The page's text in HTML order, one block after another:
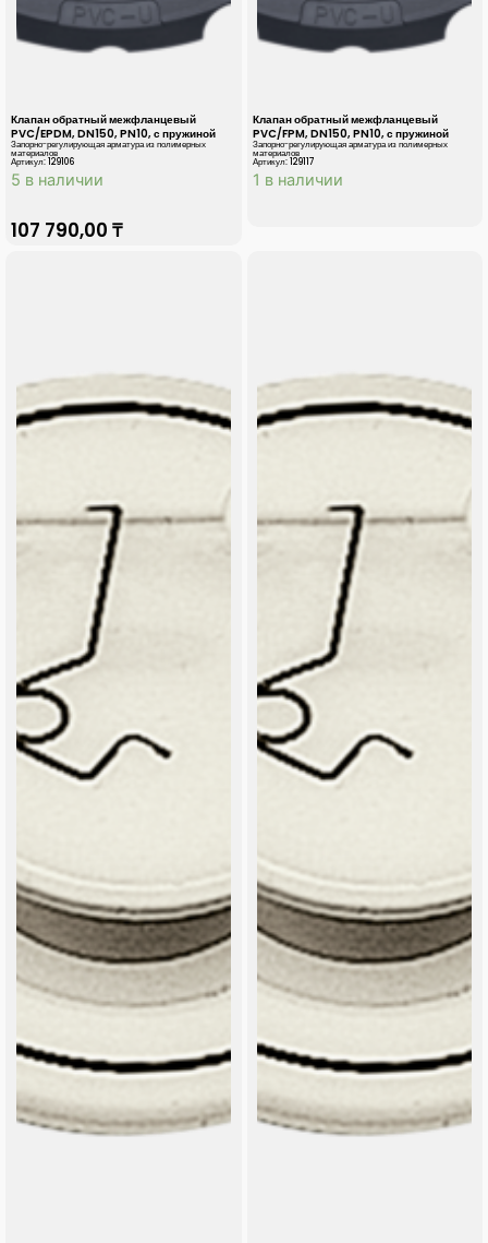
Клапан обратный межфланцевый
PVC/EPDM, DN150, PN10, с пружиной
Запорно-регулирующая арматура из полимерных
материалов
Артикул: 129106
5 в наличии
107 790,00 ₸
Клапан обратный межфланцевый
PVC/FPM, DN150, PN10, с пружиной
Запорно-регулирующая арматура из полимерных
материалов
Артикул: 129117
1 в наличии